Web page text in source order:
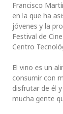
Francisco
en la que ha
jóvenes y la
Festival de
Centro
El vino es un
consumir con
disfrutar de él
mucha gente